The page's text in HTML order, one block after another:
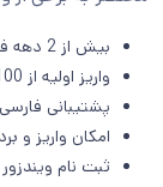
بیش از 2 دهه فعالیت در ایران
واریز اولیه از 100 دلار
پشتیبانی فارسی
امکان واریز و
ثبت نام ویندزور